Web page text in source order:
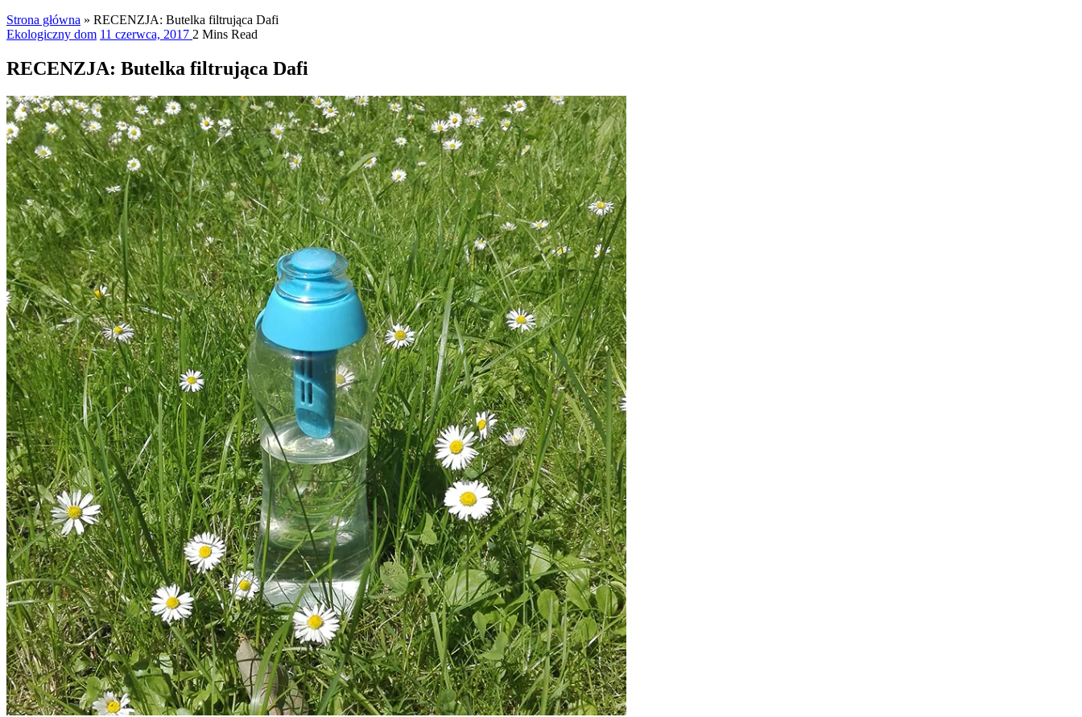
Strona główna » RECENZJA: Butelka filtrująca Dafi
Ekologiczny dom 11 czerwca, 2017 2 Mins Read
RECENZJA: Butelka filtrująca Dafi